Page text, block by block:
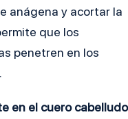
anágena y acortar la
que los
penetren en los
en el cuero cabelludo